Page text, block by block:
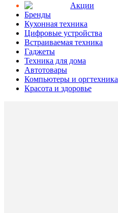
Aкции
Бренды
Кухонная техника
Цифровые устройства
Встраиваемая техника
Гаджеты
Техника для дома
Автотовары
Компьютеры и оргтехника
Красота и здоровье